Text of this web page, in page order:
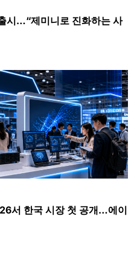
시…“제미니로 진화하는 사
서 한국 시장 첫 공개…에이